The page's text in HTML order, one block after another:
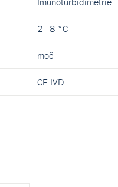
2 - 8 °C
moč
CE IVD